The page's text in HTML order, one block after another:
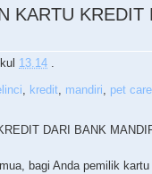
KARTU KREDIT
13.14 .
, kredit, mandiri, pet care
DARI BANK
bagi Anda pemilik